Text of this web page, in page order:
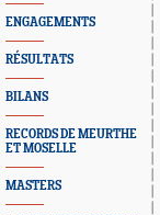
ENGAGEMENTS
RÉSULTATS
BILANS
RECORDS DE MEURTHE
ET MOSELLE
MASTERS